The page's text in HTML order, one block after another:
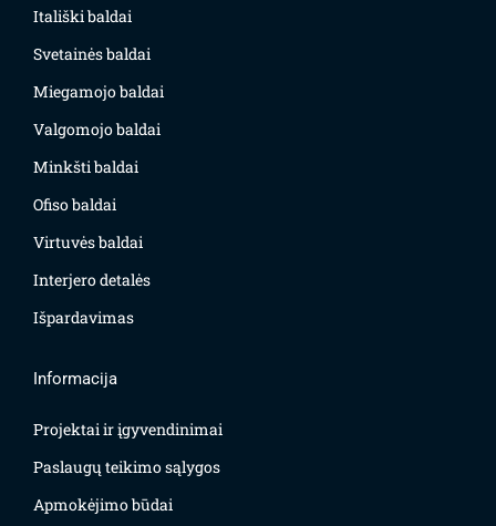
Itališki baldai
Svetainės baldai
Miegamojo baldai
Valgomojo baldai
Minkšti baldai
Ofiso baldai
Virtuvės baldai
Interjero detalės
Išpardavimas
Informacija
Projektai ir įgyvendinimai
Paslaugų teikimo sąlygos
Apmokėjimo būdai